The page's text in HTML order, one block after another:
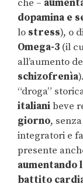
che –
dopamina e
lo stress), o
Omega-3 (il
all’aumento
schizofrenìa
“droga”
italianibeve
giorno,
integratori e
presente
aumentando
battito